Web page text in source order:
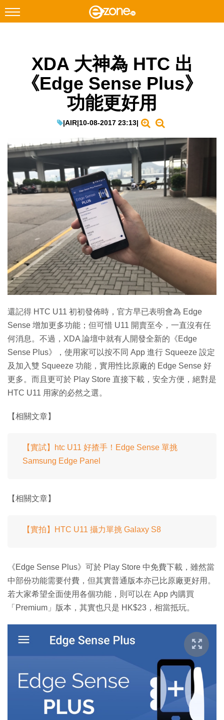
Facebook Instagram
科技焦點
EduTech
IT Times
生成式AI與雲端應用
Enterprise Digital Transformation
特集
XDA 大神為 HTC 出
《Edge Sense Plus》
功能更好用
|AIR|10-08-2017 23:13|
還記得 HTC U11 初初發佈時，官方早已表明會為 Edge
Sense 增加更多功能；但可惜 U11 開賣至今，一直沒有任
何消息。不過，XDA 論壇中就有人開發全新的《Edge
Sense Plus》，使用家可以按不同 App 進行 Squeeze 設定
及加入雙 Squeeze 功能，實用性比原廠的 Edge Sense 好
更多。而且更可於 Play Store 直接下載，安全方便，絕對是
HTC U11 用家的必然之選。
【相關文章】
【實試】htc U11 好揸手！Edge Sense 單挑
Samsung Edge Panel
【相關文章】
【實拍】HTC U11 攝力單挑 Galaxy S8
《Edge Sense Plus》可於 Play Store 中免費下載，雖然當
中部份功能需要付費，但其實普通版本亦已比原廠更好用。
若大家希望全面使用各個功能，則可以在 App 內購買
「Premium」版本，其實也只是 HK$23，相當抵玩。